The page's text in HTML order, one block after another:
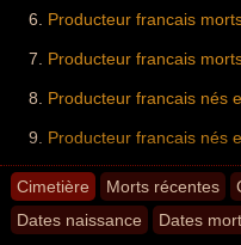
Cimetière Morts récentes
Dates naissance
Dates mort
Producteur francais
Producteur francais
Producteur francais nés
Producteur francais nés
Producteur francais nés
Producteur francais